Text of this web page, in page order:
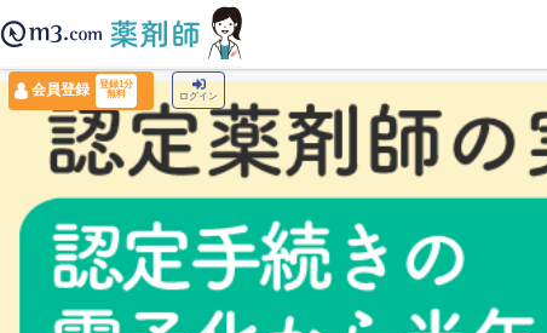
会員登録
登録1分
無料
ログイン
› 生成AI時代に対応！「服薬指導・薬歴・トレーシ